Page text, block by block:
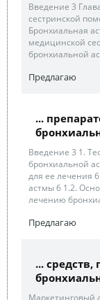
Введение 3
сестринской
Бронхиальная
медицинской
бронхиальной
Предлагаю
...
Введение 3 1.
бронхиальной
для ее лечения
астмы 6 1.2.
лечению
Предлагаю
...
Маркетинговый